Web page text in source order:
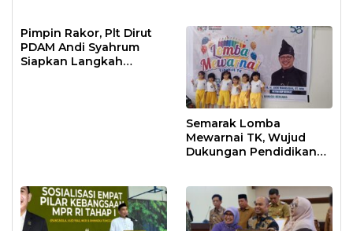
Pimpin Rakor, Plt Dirut
PDAM Andi Syahrum
Siapkan Langkah
Semarak Lomba
Mewarnai TK, Wujud
Dukungan Pendidikan